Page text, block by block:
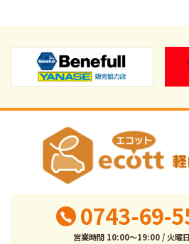
0743-69-
営業時間 10:00～19:00 / 火曜